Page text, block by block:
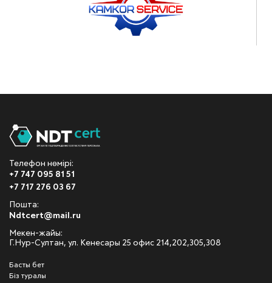
Телефон нөмірі:
+7 747 095 81 51
+7 717 276 03 67
Пошта:
Ndtcert@mail.ru
Мекен-жайы:
Г.Нур-Султан, ул. Кенесары 25 офис 214,202,305,308
Басты бет
Біз туралы